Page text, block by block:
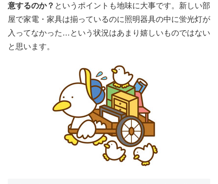
意するのか？ というポイントも地味に大事です。新しい部
屋で家電・家具は揃っているのに照明器具の中に蛍光灯が
入ってなかった…という状況はあまり嬉しいものではない
と思います。